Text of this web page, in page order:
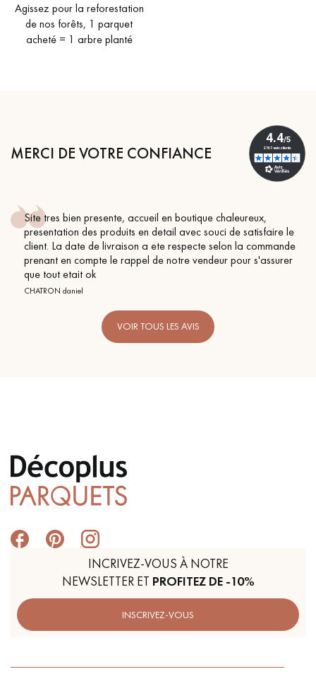
Agissez pour la reforestation
de nos forêts, 1 parquet
acheté = 1 arbre planté
MERCI DE VOTRE CONFIANCE
presente, accueil en boutique chaleureux,
des produits en detail avec souci de satisfaire le
de livraison a ete respecte selon la commande
compte le rappel de notre vendeur pour s'assurer
ok
BEILE
VOIR TOUS LES AVIS
INCRIVEZ-VOUS À NOTRE
NEWSLETTER ET PROFITEZ DE -10%
INSCRIVEZ-VOUS